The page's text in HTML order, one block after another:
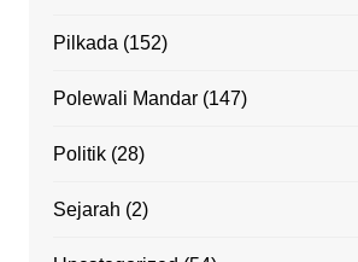
Pilkada (152)
Polewali Mandar(147)
Politik(28)
Sejarah (2)